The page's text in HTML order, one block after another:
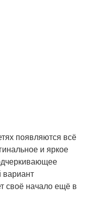
появляются всё
и яркое
вариант
своё начало ещё в